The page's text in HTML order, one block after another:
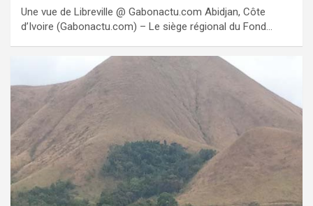
Une vue de Libreville @ Gabonactu.com Abidjan, Côte
d’Ivoire (Gabonactu.com) – Le siège régional du Fond…